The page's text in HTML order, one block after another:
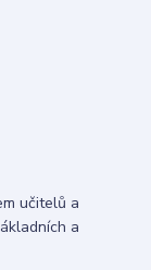
učitelů a
a